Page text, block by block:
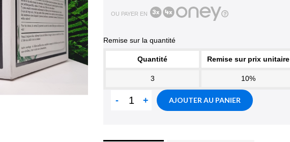
OU PAYER EN
Remise sur la quantité
Quantité Remise sur prix unitaire
3 10%
- + AJOUTER AU PANIER